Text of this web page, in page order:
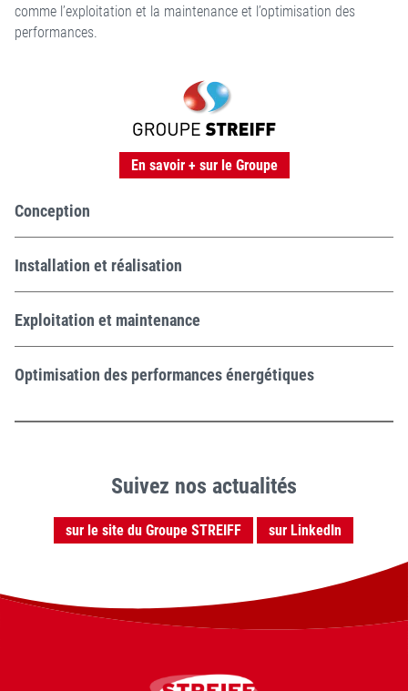
comme l’exploitation et la maintenance et l’optimisation des
performances.
En savoir + sur le Groupe
Conception
Installation et réalisation
Exploitation et maintenance
Optimisation des performances énergétiques
Suivez nos actualités
sur le site du Groupe STREIFF sur LinkedIn